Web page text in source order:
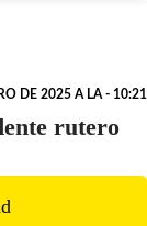
DE 2025 A LA - 10:21
rutero